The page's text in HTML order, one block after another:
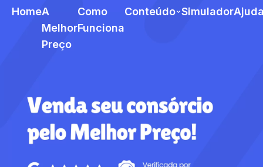
HomeA
Melhor
Preço
Como
Funciona
Conteúdo Simulador